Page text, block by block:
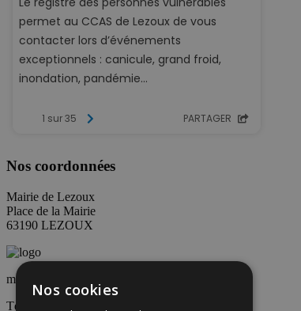
Nos coordonnées
Mairie de Lezoux
Place de la Mairie
63190 LEZOUX
mairie@lezoux.fr
Tél : 04 73 73 01 00
Nos cookies